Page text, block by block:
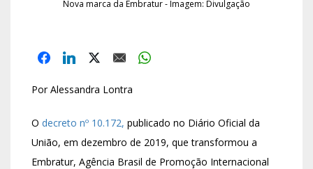
Nova marca da Embratur - Imagem: Divulgação
Por Alessandra Lontra
O decreto nº 10.172, publicado no Diário Oficial da
União, em dezembro de 2019, que transformou a
Embratur, Agência Brasil de Promoção Internacional